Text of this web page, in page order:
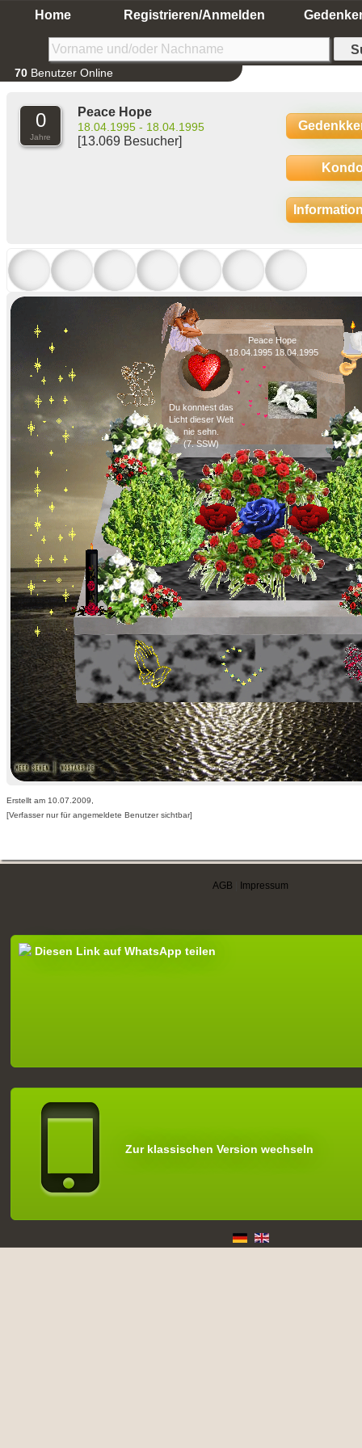
Home Registrieren/Anmelden
70 Benutzer Online
0
Jahre
Peace Hope
18.04.1995 - 18.04.1995
[13.069 Besucher]
Du konntest das
Licht dieser Welt
nie sehn.
(7. SSW)
Peace Hope
*18.04.1995 18.04.1995
Erstellt am 10.07.2009,
[Verfasser nur für angemeldete Benutzer sichtbar]
AGB Impressum
Diesen Link auf WhatsApp teilen
Zur klassischen Version wechseln